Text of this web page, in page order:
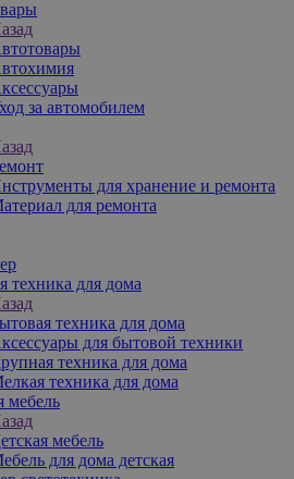
за автомобилем
для хранение и ремонта
для ремонта
техника для дома
техника для дома
для бытовой техники
техника для дома
техника для дома
мебель
мебель
для дома детская